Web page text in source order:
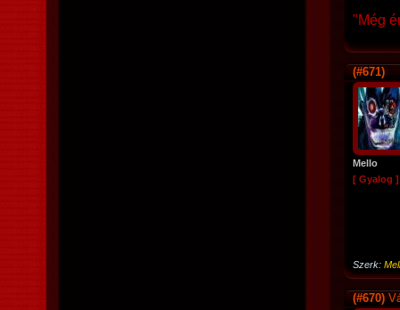
"Még
(#671)
Mello
[ Gyalog ]
Szerk:
(#670)